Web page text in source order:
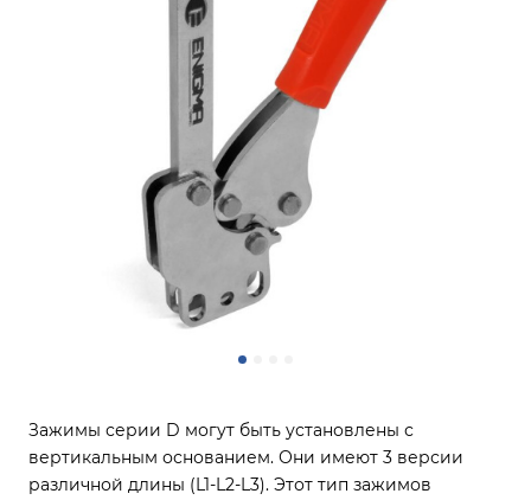
Зажимы серии D могут быть установлены с
вертикальным основанием. Они имеют 3 версии
различной длины (L1-L2-L3). Этот тип зажимов